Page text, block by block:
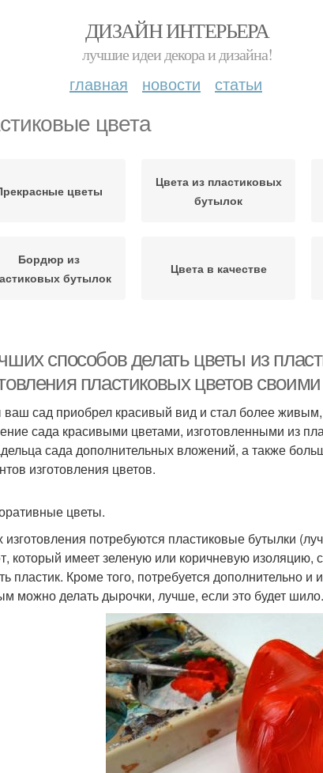
ДИЗАЙН ИНТЕРЬЕРА
лучшие идеи декора и дизайна!
главная новости статьи
цвета
цветы
Цвета из пластиковых
бутылок
Бордюр из
бутылок
Цвета в качестве
способов делать цветы из
пластиковых цветов
сад приобрел красивый вид и стал более
сада красивыми цветами, изготовленными из
сада дополнительных вложений, а также
изготовления цветов.
цветы.
изготовления потребуются пластиковые бутылки
который имеет зеленую или коричневую
пластик. Кроме того, потребуется дополнительно
можно делать дырочки, лучше, если это будет шило.